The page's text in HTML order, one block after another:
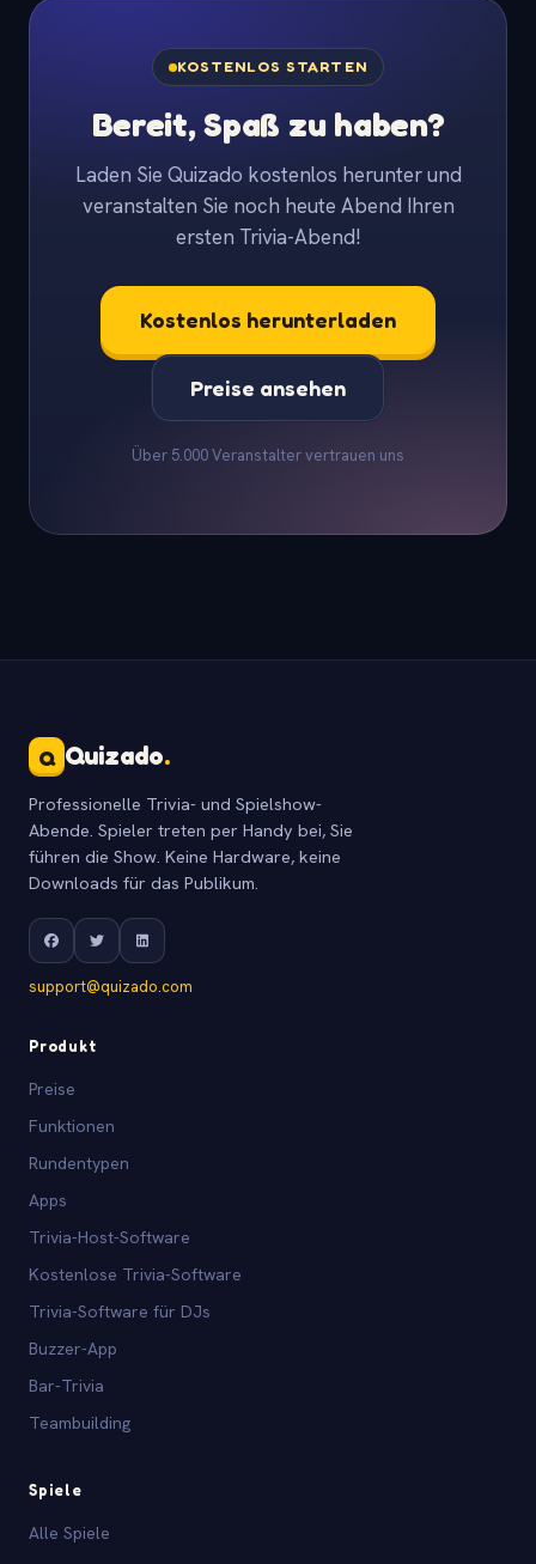
KOSTENLOS STARTEN
Bereit, Spaß zu haben?
Laden Sie Quizado kostenlos herunter und
veranstalten Sie noch heute Abend Ihren
ersten Trivia-Abend!
Kostenlos herunterladen
Preise ansehen
Über 5.000 Veranstalter vertrauen uns
Q Quizado.
Professionelle Trivia- und Spielshow-
Abende. Spieler treten per Handy bei, Sie
führen die Show. Keine Hardware, keine
Downloads für das Publikum.
support@quizado.com
Produkt
Preise
Funktionen
Rundentypen
Apps
Trivia-Host-Software
Kostenlose Trivia-Software
Trivia-Software für DJs
Buzzer-App
Bar-Trivia
Teambuilding
Spiele
Alle Spiele